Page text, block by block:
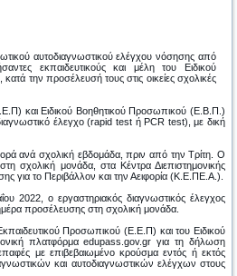
αυτοδιαγνωστικού ελέγχου νόσησης από
εκπαιδευτικούς και μέλη του Ειδικού
την προσέλευσή τους στις οικείες σχολικές
και Ειδικού Βοηθητικού Προσωπικού (Ε.Β.Π.)
έλεγχο (rapid test ή PCR test), με δική
ανά σχολική εβδομάδα, πριν από την Τρίτη. Ο
σχολική μονάδα, στα Κέντρα Διεπιστημονικής
για το Περιβάλλον και την Αειφορία (Κ.Ε.ΠΕ.Α.).
2022, ο εργαστηριακός διαγνωστικός έλεγχος
προσέλευσης στη σχολική μονάδα.
Εκπαιδευτικού Προσωπικού (Ε.Ε.Π) και του Ειδικού
πλατφόρμα edupass.gov.gr για τη δήλωση
με επιβεβαιωμένο κρούσμα εντός ή εκτός
και αυτοδιαγνωστικών ελέγχων στους